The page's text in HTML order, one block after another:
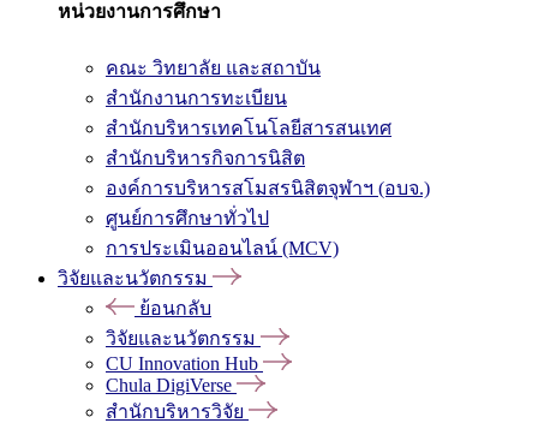
หน่วยงานการศึกษา
คณะ วิทยาลัย และสถาบัน
สำนักงานการทะเบียน
สำนักบริหารเทคโนโลยีสารสนเทศ
สำนักบริหารกิจการนิสิต
องค์การบริหารสโมสรนิสิตจุฬาฯ (อบจ.)
ศูนย์การศึกษาทั่วไป
การประเมินออนไลน์ (MCV)
วิจัยและนวัตกรรม
ย้อนกลับ
วิจัยและนวัตกรรม
CU Innovation Hub
Chula DigiVerse
สำนักบริหารวิจัย